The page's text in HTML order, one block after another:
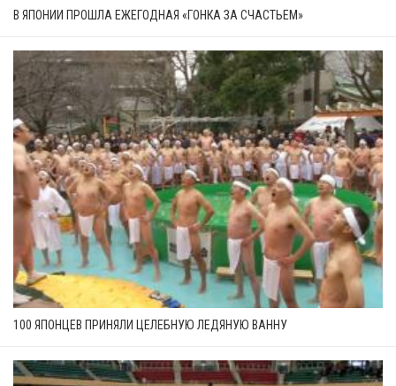
В ЯПОНИИ ПРОШЛА ЕЖЕГОДНАЯ «ГОНКА ЗА СЧАСТЬЕМ»
100 ЯПОНЦЕВ ПРИНЯЛИ ЦЕЛЕБНУЮ ЛЕДЯНУЮ ВАННУ